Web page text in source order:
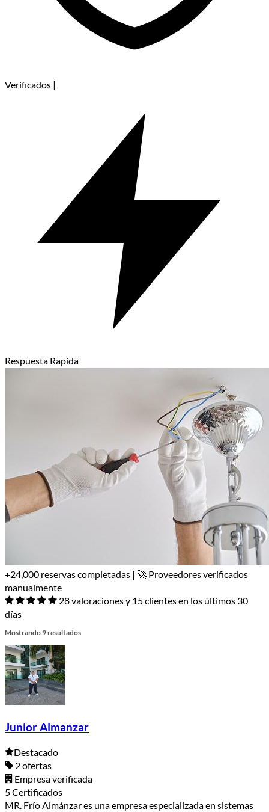
Verificados |
Respuesta Rapida
+24,000 reservas completadas | 🚀 Proveedores verificados
manualmente
28 valoraciones y 15 clientes en los últimos 30
días
Mostrando 9 resultados
Junior Almanzar
Destacado
2 ofertas
Empresa verificada
5 Certificados
MR. Frío Almánzar es una empresa especializada en sistemas